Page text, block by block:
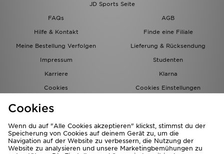
JD Sports Seite
FAQs
AGB
Hilfe & Kontakt
Finde eine Filiale
Meine Bestellung Verfolgen
Lieferung & Rücksendung
Impressum
Studenten
Karriere
Klarna
Cookies
Cookies Einstellungen
Cookies
Wenn du auf "Alle Cookies akzeptieren" klickst, stimmst du der
Speicherung von Cookies auf deinem Gerät zu, um die
Navigation auf der Website zu verbessern, die Nutzung der
Website zu analysieren und unsere Marketingbemühungen zu